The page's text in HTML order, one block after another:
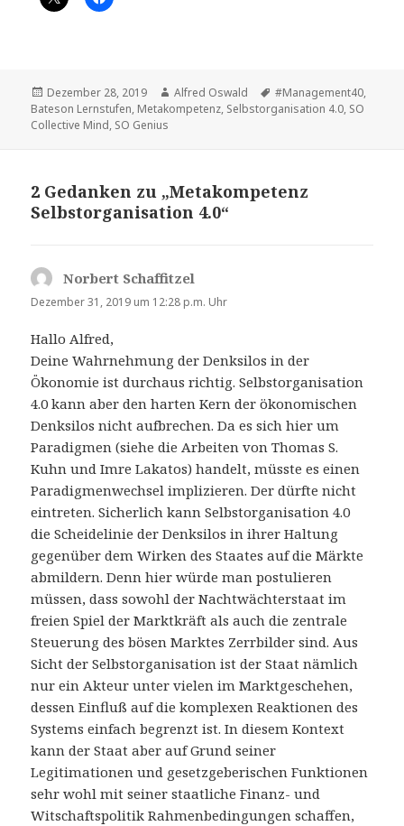
Veröffentlicht
am
Dezember 28, 2019 Autor
Alfred Oswald Tags
#Management40,
Bateson Lernstufen, Metakompetenz, Selbstorganisation 4.0, SO
Collective Mind, SO Genius
2 Gedanken zu „Metakompetenz
Selbstorganisation 4.0“
Norbert Schaffitzel
Dezember 31, 2019 um 12:28 p.m. Uhr
Hallo Alfred,
Deine Wahrnehmung der Denksilos in der
Ökonomie ist durchaus richtig. Selbstorganisation
4.0 kann aber den harten Kern der ökonomischen
Denksilos nicht aufbrechen. Da es sich hier um
Paradigmen (siehe die Arbeiten von Thomas S.
Kuhn und Imre Lakatos) handelt, müsste es einen
Paradigmenwechsel implizieren. Der dürfte nicht
eintreten. Sicherlich kann Selbstorganisation 4.0
die Scheidelinie der Denksilos in ihrer Haltung
gegenüber dem Wirken des Staates auf die Märkte
abmildern. Denn hier würde man postulieren
müssen, dass sowohl der Nachtwächterstaat im
freien Spiel der Marktkräft als auch die zentrale
Steuerung des bösen Marktes Zerrbilder sind. Aus
Sicht der Selbstorganisation ist der Staat nämlich
nur ein Akteur unter vielen im Marktgeschehen,
dessen Einfluß auf die komplexen Reaktionen des
Systems einfach begrenzt ist. In diesem Kontext
kann der Staat aber auf Grund seiner
Legitimationen und gesetzgeberischen Funktionen
sehr wohl mit seiner staatliche Finanz- und
Witschaftspolitik Rahmenbedingungen schaffen,